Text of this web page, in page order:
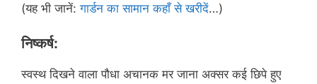
(यह भी जानें:गार्डन का सामान कहाँ से खरीदें…)
निष्कर्ष:
स्वस्थ दिखने वाला पौधा अचानक मर जाना अक्सर कई छिपे हुए